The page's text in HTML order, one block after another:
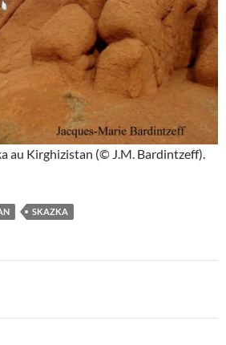
au Kirghizistan (© J.M. Bardintzeff).
SKAZKA